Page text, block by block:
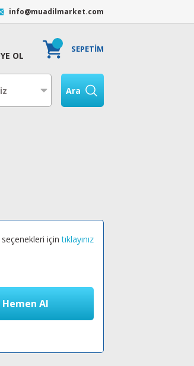
info@muadilmarket.com
OL
SEPETİM
Ara
için tıklayınız
Hemen Al